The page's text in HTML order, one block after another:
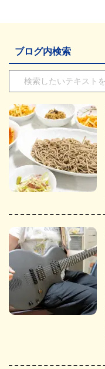
ブログ内検索